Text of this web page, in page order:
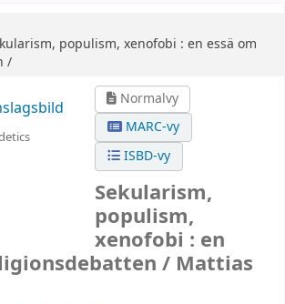
populism, xenofobi : en essä om
/
Normalvy
MARC-vy
ISBD-vy
Sekularism,
populism,
xenofobi : en
/ Mattias